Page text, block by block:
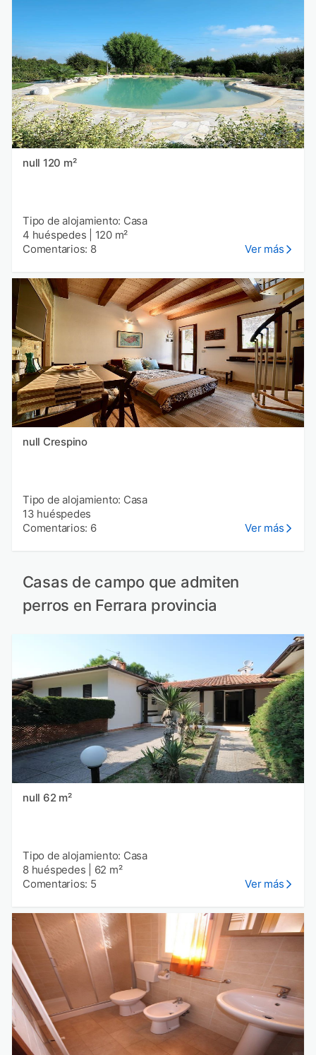
null 120 m²
Tipo de alojamiento: Casa
4 huéspedes
120 m²
Comentarios: 8
Ver más
null Crespino
Tipo de alojamiento: Casa
13 huéspedes
Comentarios: 6
Ver más
Casas de campo que admiten
perros en Ferrara provincia
null 62 m²
Tipo de alojamiento: Casa
8 huéspedes
62 m²
Comentarios: 5
Ver más